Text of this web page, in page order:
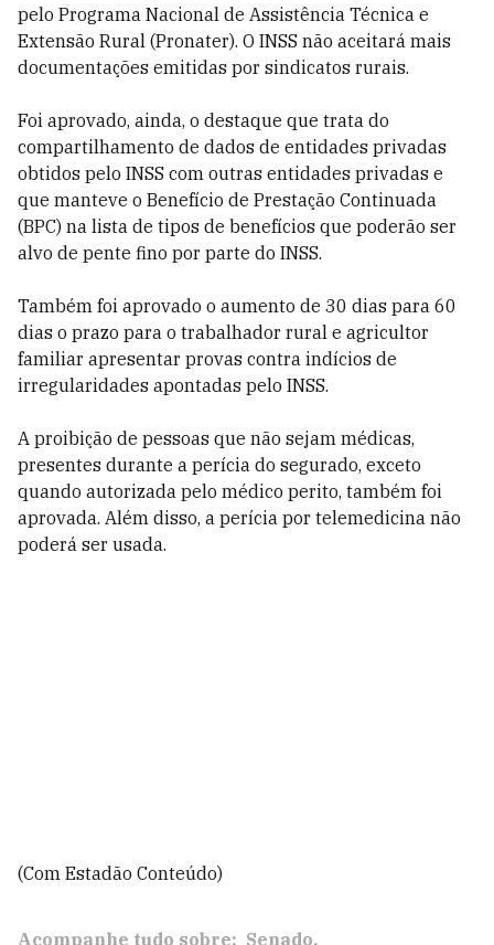
pelo Programa Nacional de Assistência Técnica e
Extensão Rural (Pronater). O INSS não aceitará mais
documentações emitidas por sindicatos rurais.
Foi aprovado, ainda, o destaque que trata do
compartilhamento de dados de entidades privadas
obtidos pelo INSS com outras entidades privadas e
que manteve o Benefício de Prestação Continuada
(BPC) na lista de tipos de benefícios que poderão ser
alvo de pente fino por parte do INSS.
Também foi aprovado o aumento de 30 dias para 60
dias o prazo para o trabalhador rural e agricultor
familiar apresentar provas contra indícios de
irregularidades apontadas pelo INSS.
A proibição de pessoas que não sejam médicas,
presentes durante a perícia do segurado, exceto
quando autorizada pelo médico perito, também foi
aprovada. Além disso, a perícia por telemedicina não
poderá ser usada.
(Com Estadão Conteúdo)
Acompanhe tudo sobre: Senado